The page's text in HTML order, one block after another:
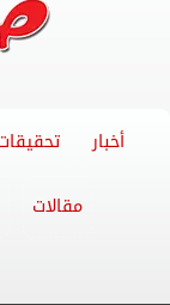
أخبار
مقالات